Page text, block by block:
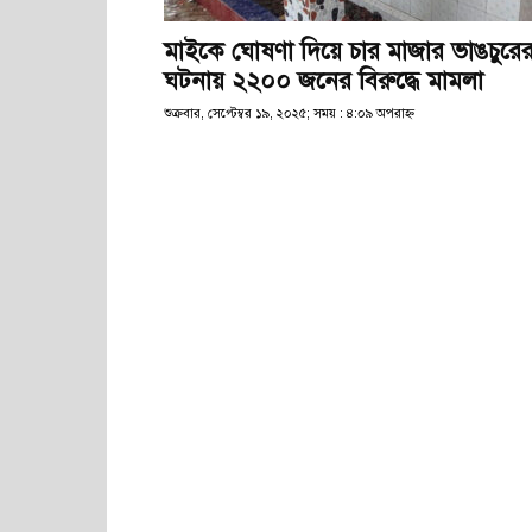
মাইকে ঘোষণা দিয়ে চার মাজার
ঘটনায় ২২০০ জনের বিরুদ্ধে মামলা
শুক্রবার, সেপ্টেম্বর ১৯, ২০২৫; সময় : ৪:০৯ অপরাহ্ণ